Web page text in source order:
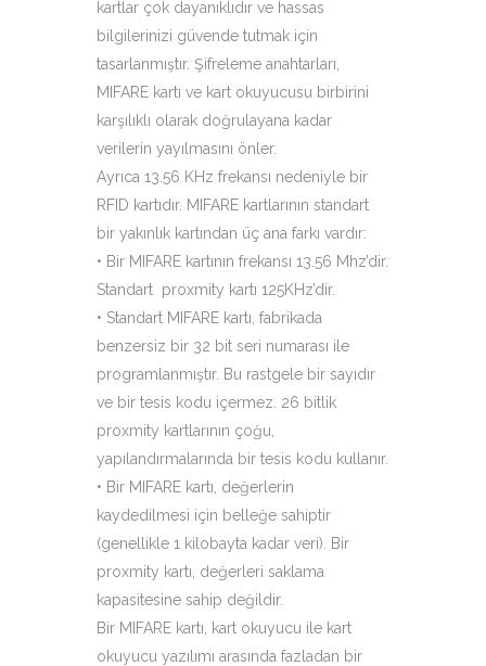
kartlar çok dayanıklıdır ve hassas
bilgilerinizi güvende tutmak için
tasarlanmıştır. Şifreleme anahtarları,
MIFARE kartı ve kart okuyucusu birbirini
karşılıklı olarak doğrulayana kadar
verilerin yayılmasını önler.
Ayrıca 13.56 KHz frekansı nedeniyle bir
RFID kartıdır. MIFARE kartlarının standart
bir yakınlık kartından üç ana farkı vardır:
• Bir MIFARE kartının frekansı 13.56 Mhz’dir.
Standart proxmity kartı 125KHz’dir.
• Standart MIFARE kartı, fabrikada
benzersiz bir 32 bit seri numarası ile
programlanmıştır. Bu rastgele bir sayıdır
ve bir tesis kodu içermez. 26 bitlik
proxmity kartlarının çoğu,
yapılandırmalarında bir tesis kodu kullanır.
• Bir MIFARE kartı, değerlerin
kaydedilmesi için belleğe sahiptir
(genellikle 1 kilobayta kadar veri). Bir
proxmity kartı, değerleri saklama
kapasitesine sahip değildir.
Bir MIFARE kartı, kart okuyucu ile kart
okuyucu yazılımı arasında fazladan bir